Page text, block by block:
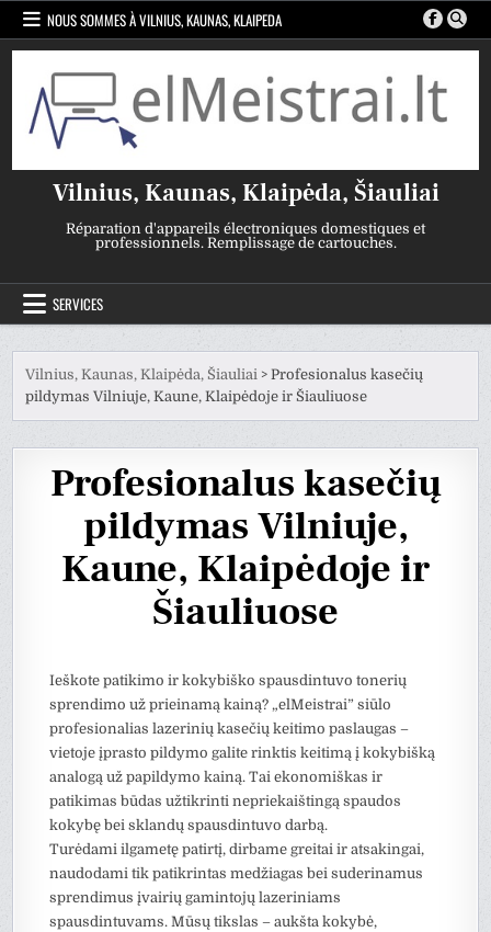
Skip
content
NOUS SOMMES À VILNIUS, KAUNAS, KLAIPEDA
Vilnius, Kaunas, Klaipėda, Šiauliai
Réparation d'appareils électroniques domestiques et
professionnels. Remplissage de cartouches.
SERVICES
Vilnius, Kaunas, Klaipėda, Šiauliai >Profesionalus kasečių
pildymas Vilniuje, Kaune, Klaipėdoje ir Šiauliuose
Profesionalus kasečių
pildymas Vilniuje,
Kaune, Klaipėdoje ir
Šiauliuose
Ieškote patikimo ir kokybiško spausdintuvo tonerių
sprendimo už prieinamą kainą? „elMeistrai” siūlo
profesionalias lazerinių kasečių keitimo paslaugas –
vietoje įprasto pildymo galite rinktis keitimą į kokybišką
analogą už papildymo kainą. Tai ekonomiškas ir
patikimas būdas užtikrinti nepriekaištingą spaudos
kokybę bei sklandų spausdintuvo darbą.
Turėdami ilgametę patirtį, dirbame greitai ir atsakingai,
naudodami tik patikrintas medžiagas bei suderinamus
sprendimus įvairių gamintojų lazeriniams
spausdintuvams. Mūsų tikslas – aukšta kokybė,